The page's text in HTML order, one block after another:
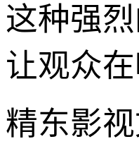
这种强
让观众
精东影